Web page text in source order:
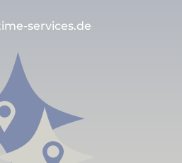
services.de